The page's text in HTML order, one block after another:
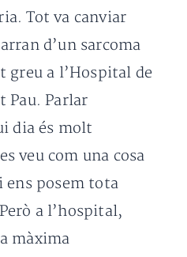
Tot va canviar
d’un sarcoma
greu a l’Hospital de
Pau. Parlar
dia és molt
veu com una cosa
posem tota
a l’hospital,
màxima